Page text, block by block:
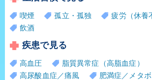
喫煙 孤立・孤独 疲労（休養
飲酒
疾患で見る
高血圧 脂質異常症（高脂血症）
高尿酸血症／痛風
肥満症／メタ